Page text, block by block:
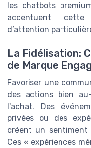
les chatbots
accentuent cette
d’attention
La Fidélisation:
de Marque
Favoriser une
des actions bien
l'achat. Des
privées ou des
créent un sentiment
Ces « expériences